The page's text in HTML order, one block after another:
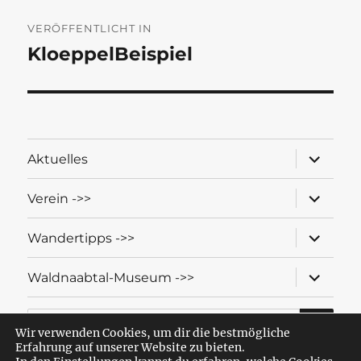
VERÖFFENTLICHT IN
KloeppelBeispiel
Aktuelles
öffnen
Verein ->>
öffnen
Wandertipps ->>
öffnen
Waldnaabtal-Museum ->>
öffnen
Suche
nach:
Wir verwenden Cookies, um dir die bestmögliche
Erfahrung auf unserer Website zu bieten.